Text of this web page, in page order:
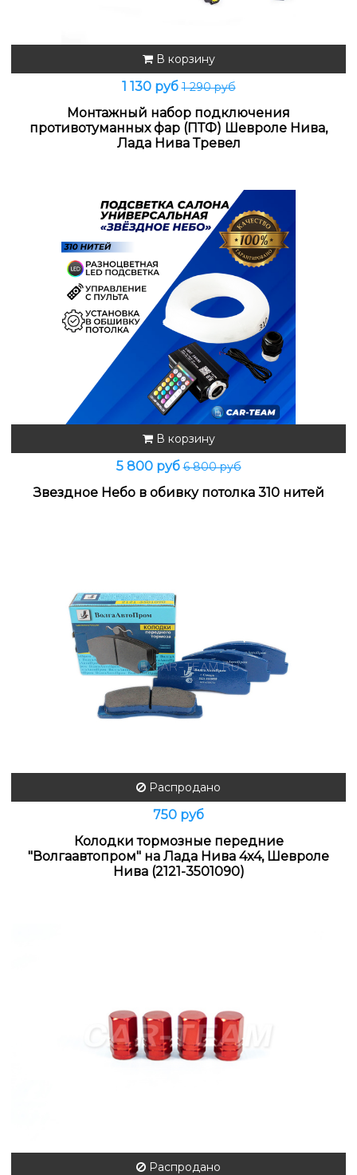
В корзину
1 130 руб1 290 руб
Монтажный набор подключения
противотуманных фар (ПТФ) Шевроле Нива,
Лада Нива Тревел
В корзину
5 800 руб6 800 руб
Звездное Небо в обивку потолка 310 нитей
Распродано
750 руб
Колодки тормозные передние
"Волгаавтопром" на Лада Нива 4x4, Шевроле
Нива (2121-3501090)
Распродано